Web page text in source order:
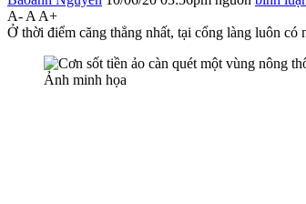
A- A A+
Ở thời điểm căng thẳng nhất, tại cổng làng luôn
Ảnh minh họa